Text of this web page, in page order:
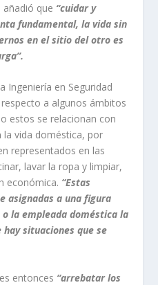
añadió que “cuidar y
fundamental, la vida sin
en el sitio del otro es
Ingeniería en Seguridad
respecto a algunos ámbitos
estos se relacionan con
la vida doméstica, por
representados en las
lavar la ropa y limpiar,
económica. “Estas
asignadas a una figura
la empleada doméstica la
situaciones que se
entonces “arrebatar los